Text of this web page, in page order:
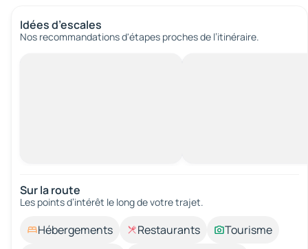
Idées d’escales
Nos recommandations d'étapes proches de l’itinéraire.
Sur la route
Les points d’intérêt le long de votre trajet.
Hébergements Restaurants
Tourisme